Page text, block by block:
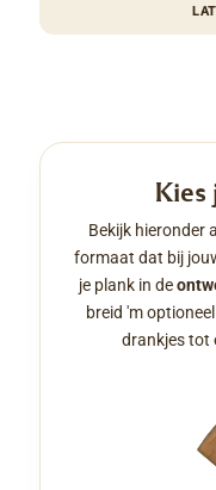
Bekijk hieronder
formaat dat bij
je plank in de
breid 'm
drankjes tot